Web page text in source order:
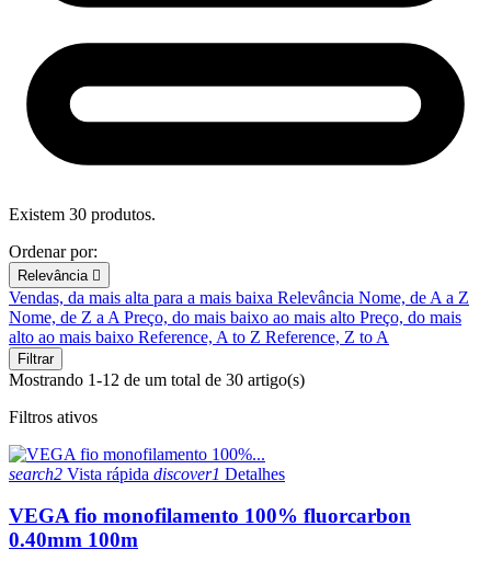
Existem 30 produtos.
Ordenar por:
Relevância 
Vendas, da mais alta para a mais baixa Relevância Nome, de A a Z
Nome, de Z a A Preço, do mais baixo ao mais alto Preço, do mais
alto ao mais baixo Reference, A to Z Reference, Z to A
Filtrar
Mostrando 1-12 de um total de 30 artigo(s)
Filtros ativos
search2 Vista rápida discover1 Detalhes
VEGA fio monofilamento 100% fluorcarbon
0.40mm 100m